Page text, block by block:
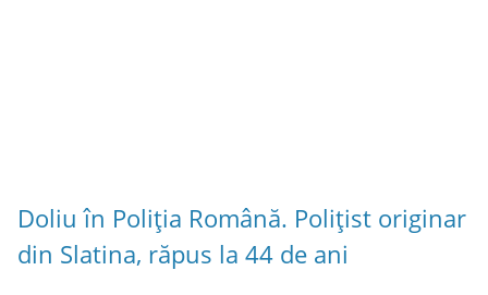
Doliu în Poliția Română. Polițist originar
din Slatina, răpus la 44 de ani